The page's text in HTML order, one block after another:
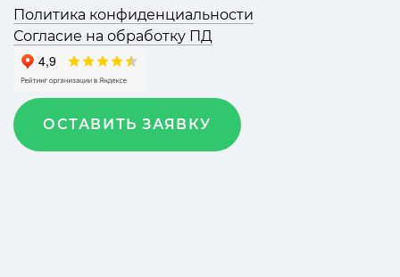
Политика конфиденциальности
Согласие на обработку ПД
ОСТАВИТЬ ЗАЯВКУ